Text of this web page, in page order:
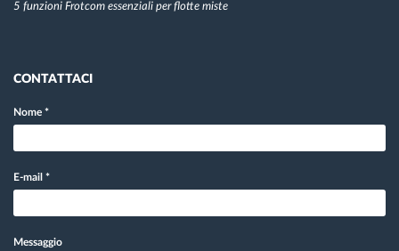
5 funzioni Frotcom essenziali per flotte miste
CONTATTACI
Nome *
E-mail *
Messaggio